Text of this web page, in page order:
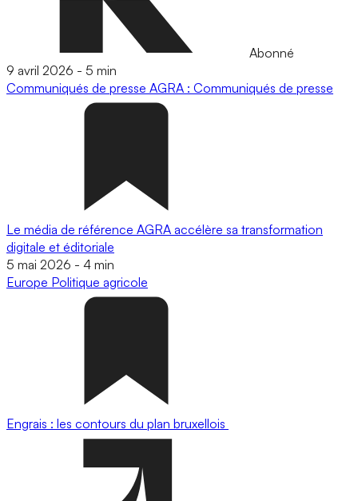
Abonné
9 avril 2026 - 5 min
Communiqués de presse AGRA : Communiqués de presse
Le média de référence AGRA accélère sa transformation
digitale et éditoriale
5 mai 2026 - 4 min
Europe Politique agricole
Engrais : les contours du plan bruxellois